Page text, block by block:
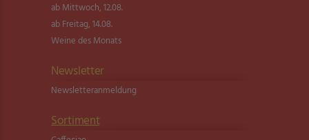
ab Mittwoch, 12.08.
ab Freitag, 14.08.
Weine des Monats
Newsletter
Newsletter­anmeldung
Sortiment